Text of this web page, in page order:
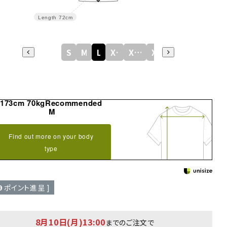
Length 72cm
XL XXL XXXL
173cm 70kgRecommended
M
Find out more on your body
type
ポイント進呈 ]
8月10日(月)13:00までのご注文で